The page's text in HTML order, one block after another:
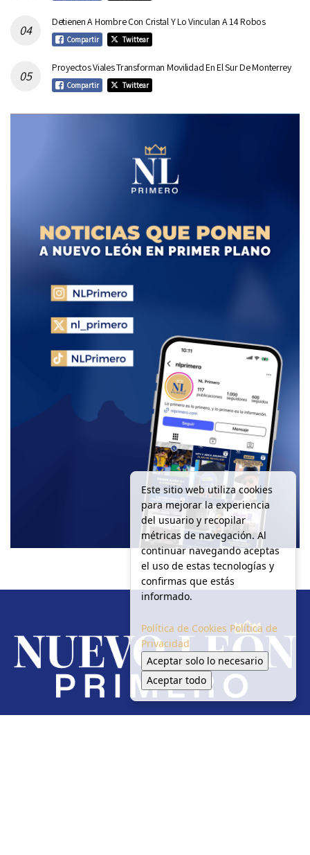
Detienen A Hombre Con Cristal Y Lo Vinculan A 14 Robos
Compartir Twittear
Proyectos Viales Transforman Movilidad En El Sur De Monterrey
Compartir Twittear
Este sitio web utiliza cookies
para mejorar la experiencia
del usuario y recopilar
métricas de navegación. Al
continuar navegando aceptas
el uso de estas tecnologías y
confirmas que estás
informado.
Política de Cookies Política de
Privacidad
Aceptar solo lo necesario
Aceptar todo